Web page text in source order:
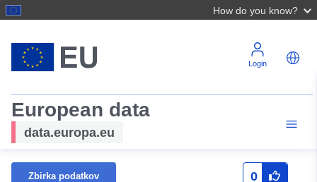
How do you know?
Login
European data
data.europa.eu
Zbirka podatkov 0